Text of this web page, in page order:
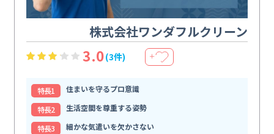
株式会社ワンダフルクリーン
3.0(3件) ＋
特⻑1
住まいを守るプロ意識
特⻑2
生活空間を尊重する姿勢
特⻑3
細かな気遣いを欠かさない